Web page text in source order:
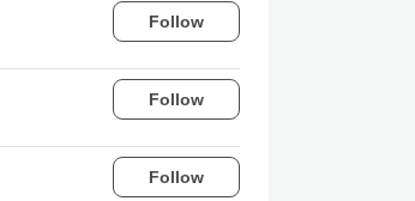
Follow
Follow
Follow